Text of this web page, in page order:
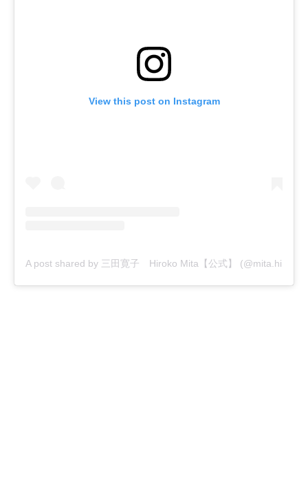
View this post on Instagram
A post shared by 三田寛子 Hiroko Mita【公式】